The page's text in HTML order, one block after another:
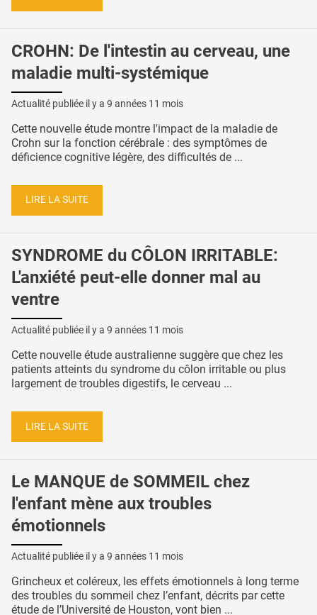
CROHN: De l'intestin au cerveau, une
maladie multi-systémique
Actualité publiée il y a 9 années 11 mois
Cette nouvelle étude montre l'impact de la maladie de
Crohn sur la fonction cérébrale : des symptômes de
déficience cognitive légère, des difficultés de ...
LIRE LA SUITE
SYNDROME du CÔLON IRRITABLE:
L'anxiété peut-elle donner mal au
ventre
Actualité publiée il y a 9 années 11 mois
Cette nouvelle étude australienne suggère que chez les
patients atteints du syndrome du côlon irritable ou plus
largement de troubles digestifs, le cerveau ...
LIRE LA SUITE
Le MANQUE de SOMMEIL chez
l'enfant mène aux troubles
émotionnels
Actualité publiée il y a 9 années 11 mois
Grincheux et coléreux, les effets émotionnels à long terme
des troubles du sommeil chez l’enfant, décrits par cette
étude de l’Université de Houston, vont bien ...